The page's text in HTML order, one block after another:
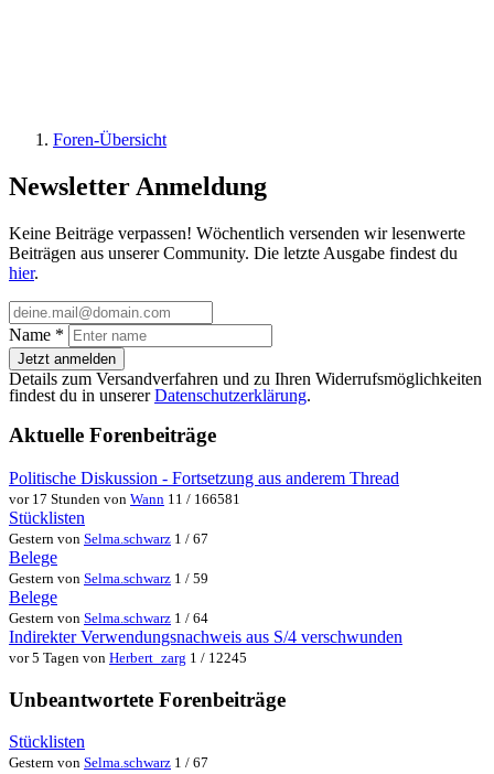
Foren-Übersicht
Newsletter Anmeldung
Keine Beiträge verpassen! Wöchentlich versenden wir lesenwerte
Beiträgen aus unserer Community. Die letzte Ausgabe findest du
hier.
Name *
Jetzt anmelden
Details zum Versandverfahren und zu Ihren Widerrufsmöglichkeiten
findest du in unsererDatenschutzerklärung.
Aktuelle Forenbeiträge
Politische Diskussion - Fortsetzung aus anderem Thread
vor 17 Stunden von Wann 11 / 166581
Stücklisten
Gestern von Selma.schwarz 1 / 67
Belege
Gestern von Selma.schwarz 1 / 59
Belege
Gestern von Selma.schwarz 1 / 64
Indirekter Verwendungsnachweis aus S/4 verschwunden
vor 5 Tagen von Herbert_zarg 1 / 12245
Unbeantwortete Forenbeiträge
Stücklisten
Gestern von Selma.schwarz 1 / 67